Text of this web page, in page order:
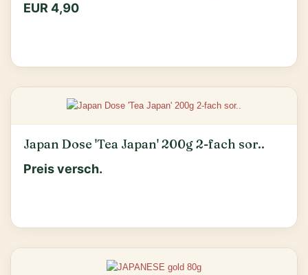
EUR 4,90
Japan Dose 'Tea Japan' 200g 2-fach sor..
Preis versch.